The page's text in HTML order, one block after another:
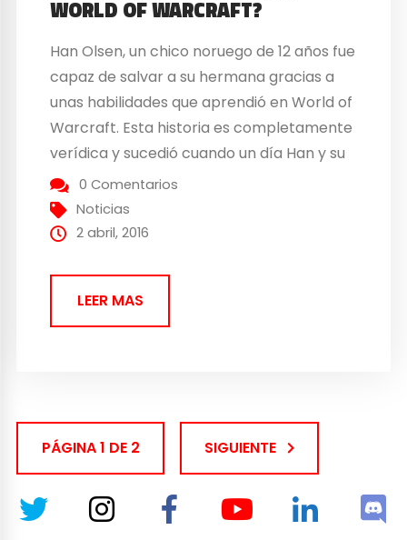
WORLD OF WARCRAFT?
Han Olsen, un chico noruego de 12 años fue
capaz de salvar a su hermana gracias a
unas habilidades que aprendió en World of
Warcraft. Esta historia es completamente
verídica y sucedió cuando un día Han y su
hermana se encontraban en el bosque,
cuando de repente y sin darse cuenta se
adentraron en territorio...
0 Comentarios
Noticias
2 abril, 2016
LEER MAS
PÁGINA 1 DE 2 SIGUIENTE